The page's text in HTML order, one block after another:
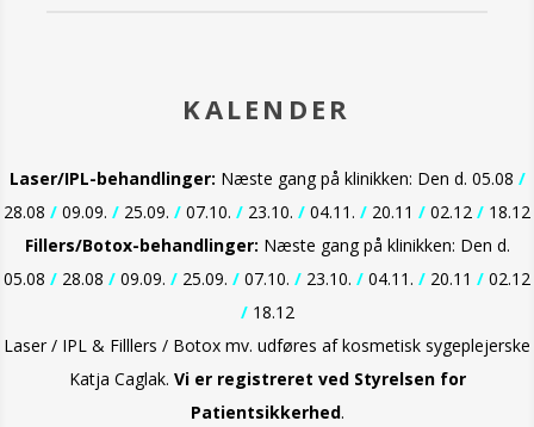
KALENDER
Laser/IPL-behandlinger: Næste gang på klinikken: Den d. 05.08 /
28.08 / 09.09. / 25.09. / 07.10. / 23.10. / 04.11. / 20.11 / 02.12 / 18.12
Fillers/Botox-behandlinger: Næste gang på klinikken: Den d.
05.08 / 28.08 / 09.09. / 25.09. / 07.10. / 23.10. / 04.11. / 20.11 / 02.12
/18.12
Laser / IPL & Filllers / Botox mv. udføres af kosmetisk sygeplejerske
Katja Caglak. Vi er registreret ved Styrelsen for
Patientsikkerhed.